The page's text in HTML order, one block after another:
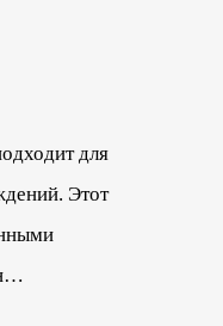
для
Этот